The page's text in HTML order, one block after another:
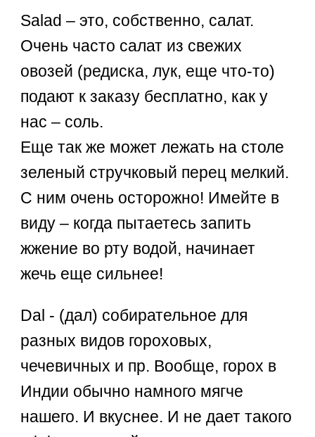
Salad – это, собственно, салат.
Очень часто салат из свежих
овозей (редиска, лук, еще что-то)
подают к заказу бесплатно, как у
нас – соль.
Еще так же может лежать на столе
зеленый стручковый перец мелкий.
С ним очень осторожно! Имейте в
виду – когда пытаетесь запить
жжение во рту водой, начинает
жечь еще сильнее!
Dal - (дал) собирательное для
разных видов гороховых,
чечевичных и пр. Вообще, горох в
Индии обычно намного мягче
нашего. И вкуснее. И не дает такого